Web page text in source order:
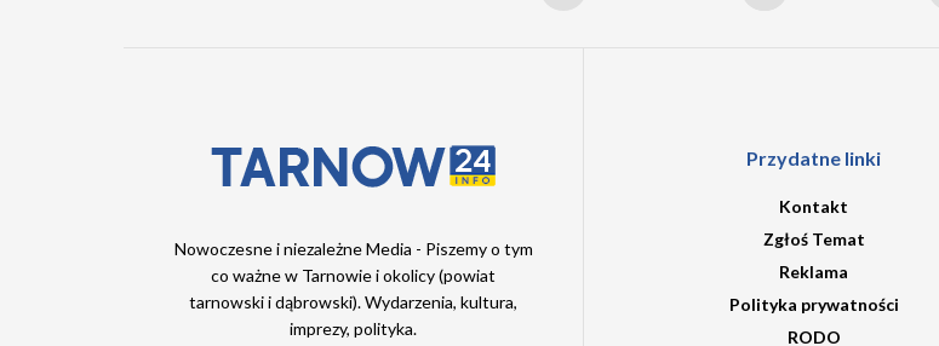
Nowoczesne i niezależne Media - Piszemy o tym
co ważne w Tarnowie i okolicy (powiat
tarnowski i dąbrowski). Wydarzenia, kultura,
imprezy, polityka.
Przydatne linki
Kontakt
Zgłoś Temat
Reklama
Polityka prywatności
RODO